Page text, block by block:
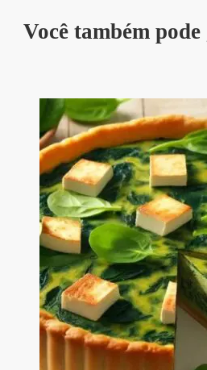
Você também pode